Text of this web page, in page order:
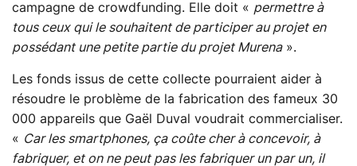
campagne de crowdfunding. Elle doit « permettre à
tous ceux qui le souhaitent de participer au projet en
possédant une petite partie du projet Murena».
Les fonds issus de cette collecte pourraient aider à
résoudre le problème de la fabrication des fameux 30
000 appareils que Gaël Duval voudrait commercialiser.
« Car les smartphones, ça coûte cher à concevoir, à
fabriquer, et on ne peut pas les fabriquer un par un, il